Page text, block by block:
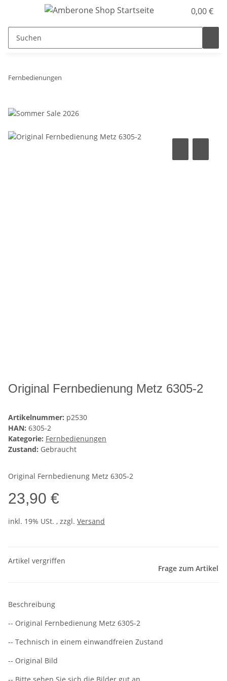
0,00 €
Fernbedienungen
Original Fernbedienung Metz 6305-2
Artikelnummer: p2530
HAN: 6305-2
Kategorie: Fernbedienungen
Zustand: Gebraucht
Original Fernbedienung Metz 6305-2
23,90 €
inkl. 19% USt. , zzgl. Versand
Artikel vergriffen
Frage zum Artikel
Beschreibung
-- Original Fernbedienung Metz 6305-2
-- Technisch in einem einwandfreien Zustand
-- Original Bild